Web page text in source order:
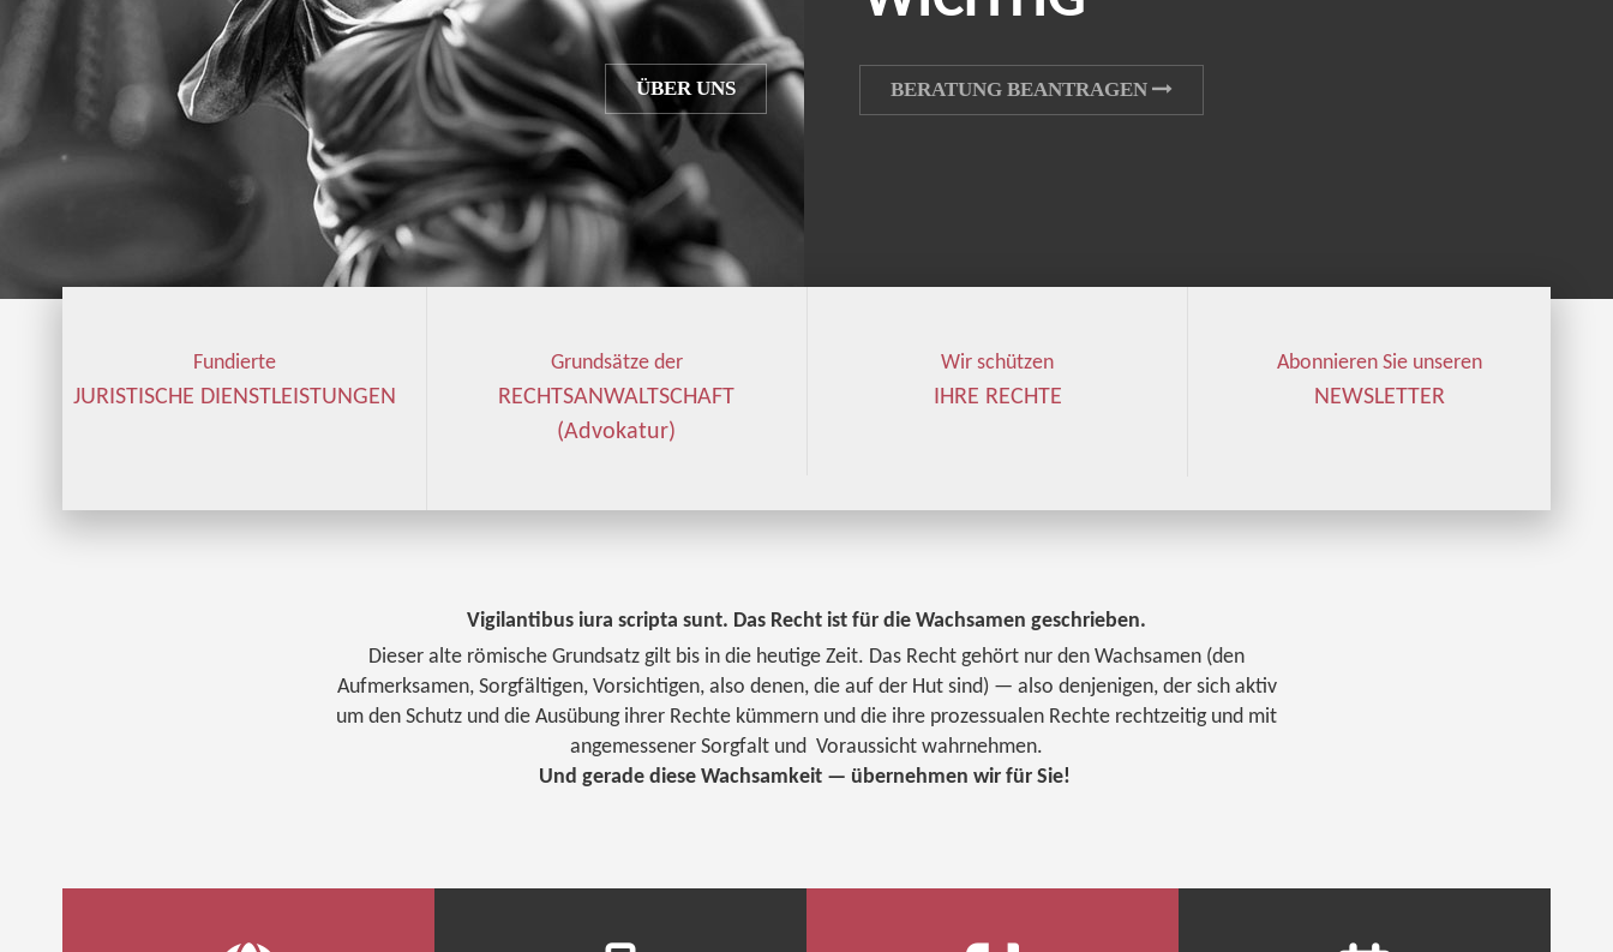
ÜBER UNS BERATUNG BEANTRAGEN
Fundierte
JURISTISCHE DIENSTLEISTUNGEN
Grundsätze der
RECHTSANWALTSCHAFT
(Advokatur)
Wir schützen
IHRE RECHTE
Abonnieren Sie unseren
NEWSLETTER
Vigilantibus iura scripta sunt. Das Recht ist für die Wachsamen geschrieben.
Dieser alte römische Grundsatz gilt bis in die heutige Zeit. Das Recht gehört nur den Wachsamen (den
Aufmerksamen, Sorgfältigen, Vorsichtigen, also denen, die auf der Hut sind) — also denjenigen, der sich aktiv
um den Schutz und die Ausübung ihrer Rechte kümmern und die ihre prozessualen Rechte rechtzeitig und mit
angemessener Sorgfalt und Voraussicht wahrnehmen.
Und gerade diese Wachsamkeit — übernehmen wir für Sie!